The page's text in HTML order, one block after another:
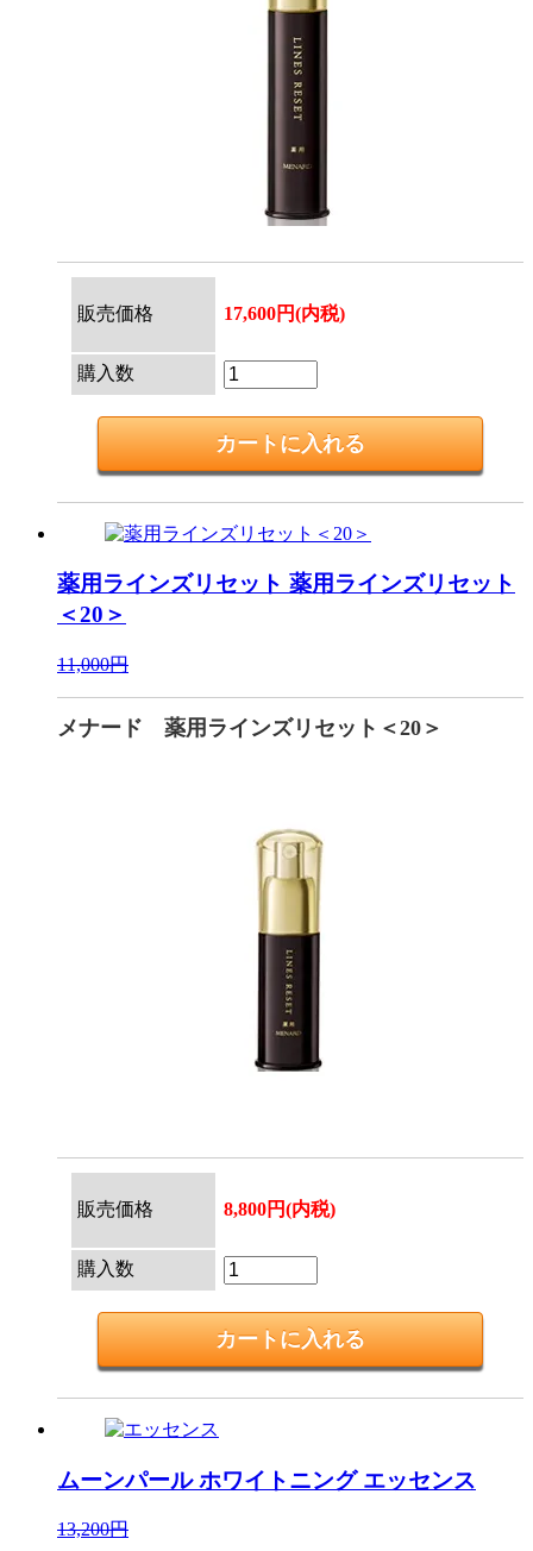
販売価格 17,600円(内税)
購入数
薬用ラインズリセット 薬用ラインズリセット
＜20＞
11,000円
メナード 薬用ラインズリセット＜20＞
販売価格 8,800円(内税)
購入数
ムーンパール ホワイトニング エッセンス
13,200円